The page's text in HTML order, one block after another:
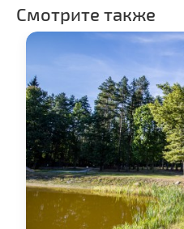
Торговые центры,
Фирменные магазины,
Прокат авто
Пассажирские
перевозки
Прокат спортивного и
туристического
снаряжения
Fast-food
Смотрите также